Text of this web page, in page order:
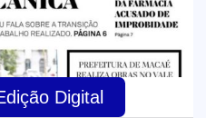
Digital